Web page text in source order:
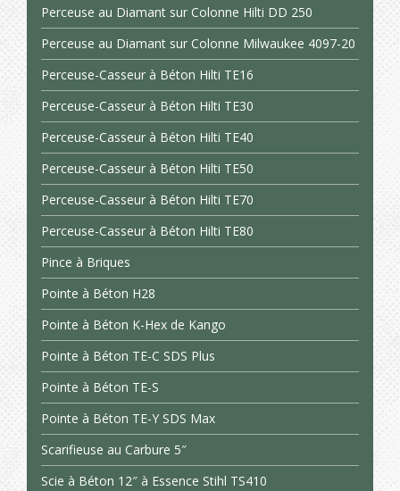
Perceuse au Diamant sur Colonne Hilti DD 250
Perceuse au Diamant sur Colonne Milwaukee 4097-20
Perceuse-Casseur à Béton Hilti TE16
Perceuse-Casseur à Béton Hilti TE30
Perceuse-Casseur à Béton Hilti TE40
Perceuse-Casseur à Béton Hilti TE50
Perceuse-Casseur à Béton Hilti TE70
Perceuse-Casseur à Béton Hilti TE80
Pince à Briques
Pointe à Béton H28
Pointe à Béton K-Hex de Kango
Pointe à Béton TE-C SDS Plus
Pointe à Béton TE-S
Pointe à Béton TE-Y SDS Max
Scarifieuse au Carbure 5″
Scie à Béton 12″ à Essence Stihl TS410